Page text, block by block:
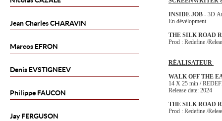
Jean CharlesCHARAVIN
Marcos EFRON
Denis EVSTIGNEEV
Philippe FAUCON
JayFERGUSON
INSIDE JOB - 3D
En dévélopment
THE SILK ROAD
Prod : Redefine /
RÉALISATEUR
WALK OFF THE
14 X 25 min /
Release date: 2024
THE SILK ROAD
Prod : Redefine /